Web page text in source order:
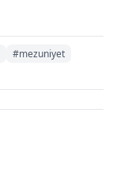
#mezuniyet